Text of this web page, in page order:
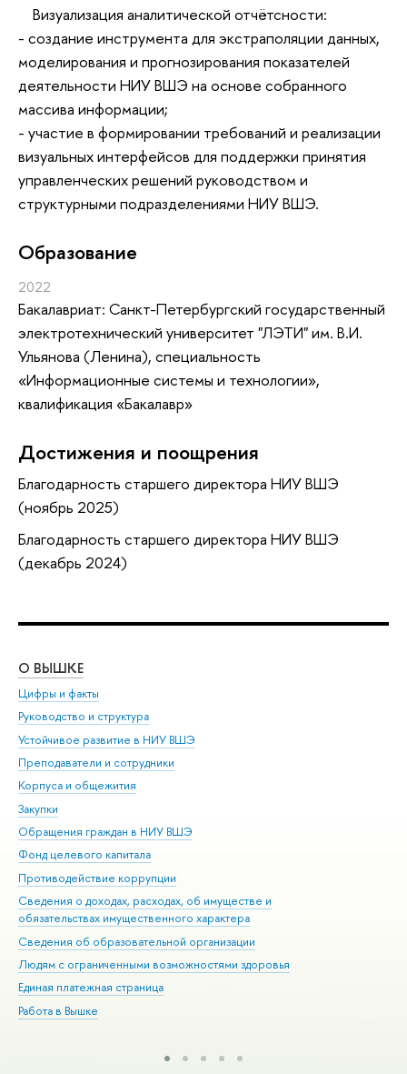
Визуализация аналитической отчётсности:
- создание инструмента для экстраполяции данных,
моделирования и прогнозирования показателей
деятельности НИУ ВШЭ на основе собранного
массива информации;
- участие в формировании требований и реализации
визуальных интерфейсов для поддержки принятия
управленческих решений руководством и
структурными подразделениями НИУ ВШЭ.
Oбразование
2022
Бакалавриат: Санкт-Петербургский государственный
электротехнический университет "ЛЭТИ" им. В.И.
Ульянова (Ленина), специальность
«Информационные системы и технологии»,
квалификация «Бакалавр»
Достижения и поощрения
Благодарность старшего директора НИУ ВШЭ
(ноябрь 2025)
Благодарность старшего директора НИУ ВШЭ
(декабрь 2024)
О ВЫШКЕ
Цифры и факты
Руководство и структура
Устойчивое развитие в НИУ ВШЭ
Преподаватели и сотрудники
Корпуса и общежития
Закупки
Обращения граждан в НИУ ВШЭ
Фонд целевого капитала
Противодействие коррупции
Сведения о доходах, расходах, об имуществе и
обязательствах имущественного характера
Сведения об образовательной организации
Людям с ограниченными возможностями здоровья
Единая платежная страница
Работа в Вышке